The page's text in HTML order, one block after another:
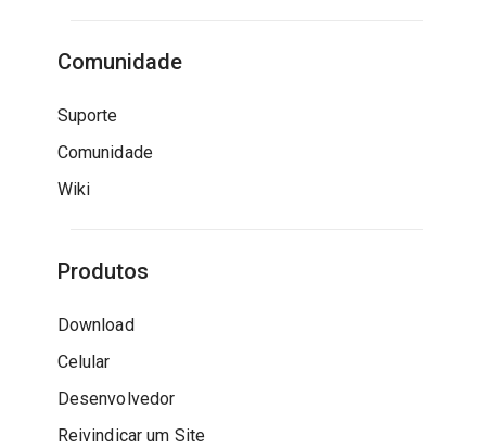
Comunidade
Suporte
Comunidade
Wiki
Produtos
Download
Celular
Desenvolvedor
Reivindicar um Site